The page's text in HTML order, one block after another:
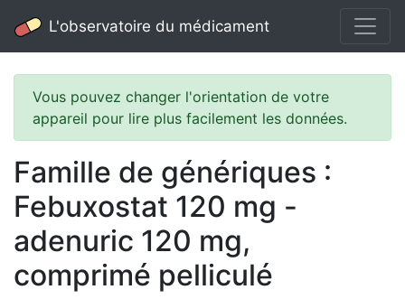
L'observatoire du médicament
Vous pouvez changer l'orientation de votre
appareil pour lire plus facilement les données.
Famille de génériques :
Febuxostat 120 mg -
adenuric 120 mg,
comprimé pelliculé